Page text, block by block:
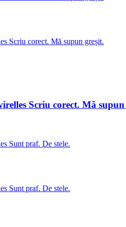
Scriu corect. Mă supun